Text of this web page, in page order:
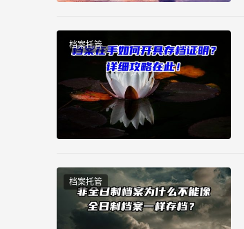
档案托管
档案托管